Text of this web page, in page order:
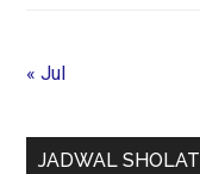
« Jul
JADWAL SHOLAT